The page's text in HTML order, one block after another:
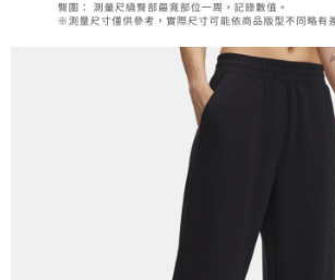
２．關於個人資料處理事宜，請瀏覽以下網址：
３．未成年的使用者請事先徵得法定代理人或監護人
「AFTEE先享後付」，若未經同意申辦者引起之損失
４．使用「AFTEE先享後付」時，將依據個別帳號之
時審查核予不同之上限額度；若仍有額度不足之情形
５．嚴禁一人註冊多個帳號或使用他人資訊註冊。若
恩沛科技股份有限公司將有權停止該用戶之使用額度